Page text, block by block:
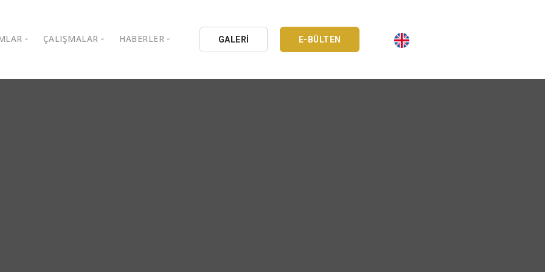
Aydın Üniversitesi
ÇALIŞMALAR
Kitaplar
HABERLER
Aydın Düşünce Platformu
GALERİ E-BÜLTEN